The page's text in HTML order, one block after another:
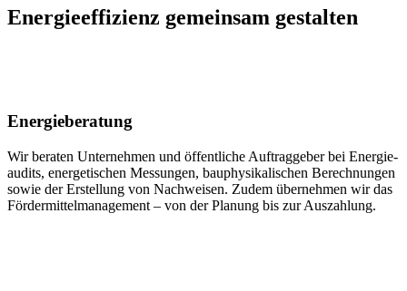
Energieeffizienz gemeinsam gestalten
Energie­beratung
Wir beraten Unter­nehmen und öffentliche Auftrag­geber bei Energie­
audits, ener­getischen Messungen, bau­physi­kalischen Be­rech­nungen
sowie der Erstellung von Nach­weisen. Zudem über­nehmen wir das
Förder­mittel­manage­ment – von der Planung bis zur Aus­zahlung.